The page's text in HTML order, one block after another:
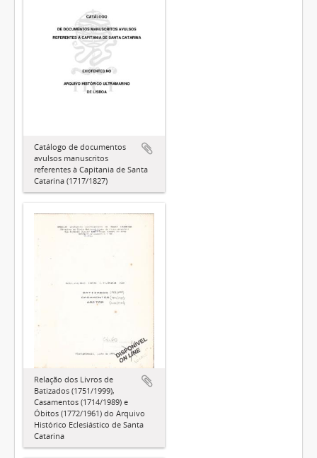
Catálogo de documentos
avulsos manuscritos
referentes à Capitania de Santa
Catarina (1717/1827)
Relação dos Livros de
Batizados (1751/1999),
Casamentos (1714/1989) e
Óbitos (1772/1961) do Arquivo
Histórico Eclesiástico de Santa
Catarina